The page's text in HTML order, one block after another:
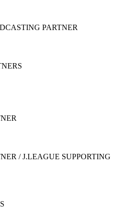
PARTNER
/ J.LEAGUE SUPPORTING